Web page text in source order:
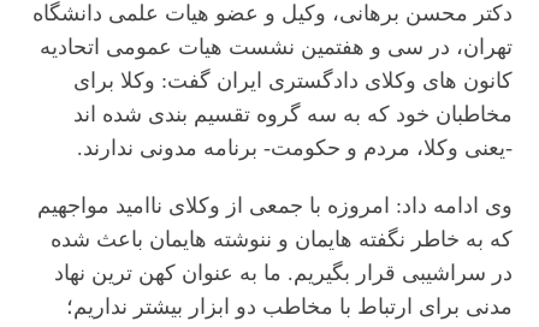
دکتر محسن برهانی، وکیل و عضو هیات علمی دانشگاه
تهران، در سی و هفتمین نشست هیات عمومی اتحادیه
کانون های وکلای دادگستری ایران گفت: وکلا برای
مخاطبان خود که به سه گروه تقسیم بندی شده اند
-یعنی وکلا، مردم و حکومت- برنامه مدونی ندارند.
وی ادامه داد: امروزه با جمعی از وکلای ناامید مواجهیم
که به خاطر نگفته هایمان و ننوشته هایمان باعث شده
در سراشیبی قرار بگیریم. ما به عنوان کهن ترین نهاد
مدنی برای ارتباط با مخاطب دو ابزار بیشتر نداریم؛